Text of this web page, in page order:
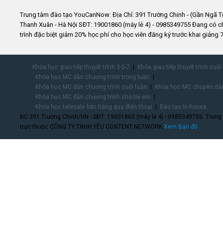
Trung tâm đào tạo YouCanNow: Địa Chỉ: 391 Trường Chinh - (Gần Ngã
Thanh Xuân - Hà Nội SĐT: 19001860 (máy lẻ 4) - 0985349755 Đang có
trình đặc biệt giảm 20% học phí cho học viên đăng ký trước khai giảng
Khóa học giao tiếp thuyết trình 3-5-7
Khóa giao tiếp thuyết trình
Khóa học MC dẫn chương trình trong tuần
Khóa học MC dẫn chương trình cuối tuần
Khóa học MC chuyên
Khóa học MC dẫn chương trình cho trẻ em
Khóa học telesale bán hàng qua điện thoại
Đào tạo In-house
ĐC:391 Trường Chinh/HN - SĐT: 19001860 (máy lẻ 4) - 0985349755.
trực thuộc CÔNG TY TNHH YÊU CONTENT NETWORK.Xem Bản đồ